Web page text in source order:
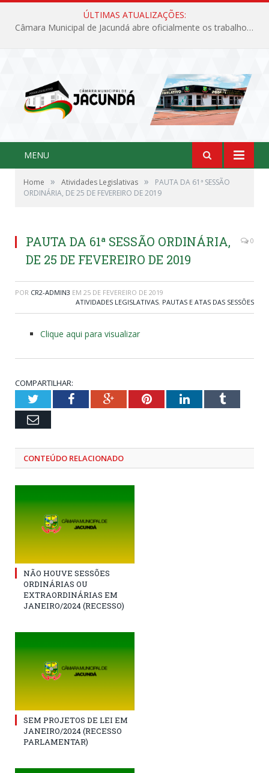
ÚLTIMAS ATUALIZAÇÕES:
Câmara Municipal de Jacundá abre oficialmente os trabalhos legislativos de 2026
MENU
Home » Atividades Legislativas »
PAUTA DA 61ª SESSÃO
ORDINÁRIA, DE 25 DE FEVEREIRO DE 2019
PAUTA DA 61ª SESSÃO ORDINÁRIA,
DE 25 DE FEVEREIRO DE 2019
0
POR CR2-ADMIN3 EM 25 DE FEVEREIRO DE 2019
ATIVIDADES LEGISLATIVAS, PAUTAS E ATAS DAS SESSÕES
Clique aqui para visualizar
COMPARTILHAR:
TwitterFacebookGoogle+PinterestLinkedInTumblr
Email
CONTEÚDO RELACIONADO
NÃO HOUVE SESSÕES
ORDINÁRIAS OU
EXTRAORDINÁRIAS EM
JANEIRO/2024 (RECESSO)
SEM PROJETOS DE LEI EM
JANEIRO/2024 (RECESSO
PARLAMENTAR)